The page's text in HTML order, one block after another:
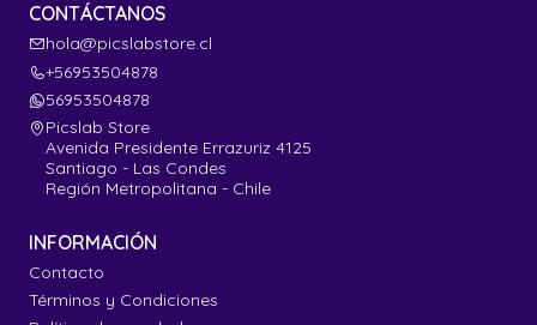
CONTÁCTANOS
hola@picslabstore.cl
+56953504878
56953504878
Picslab Store
Avenida Presidente Errazuriz 4125
Santiago - Las Condes
Región Metropolitana - Chile
INFORMACIÓN
Contacto
Términos y Condiciones